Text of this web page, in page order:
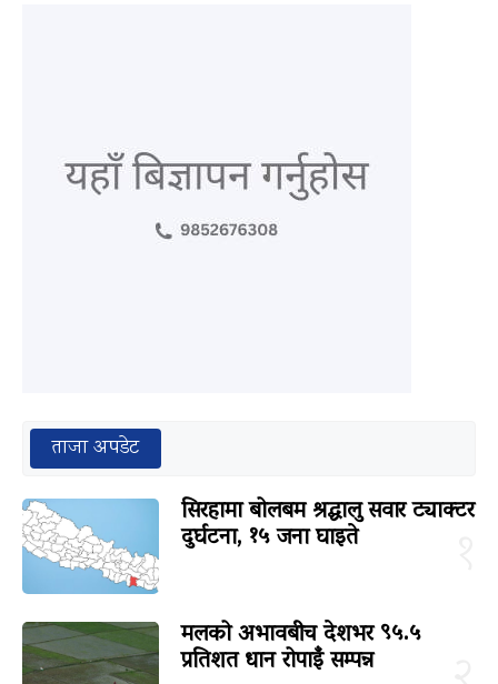
ताजा अपडेट
सिरहामा बोलबम श्रद्धालु सवार ट्याक्टर
दुर्घटना, १५ जना घाइते
मलको अभावबीच देशभर ९५.५
प्रतिशत धान रोपाइँ सम्पन्न